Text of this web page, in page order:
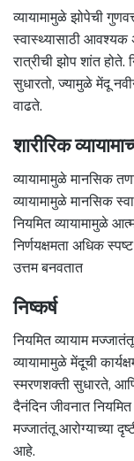
व्यायामामुळे झोपेची
स्वास्थ्यासाठी आवश्यक
रात्रीची झोप शांत होते.
सुधारतो, ज्यामुळे मेंदू
वाढते.
शारीरिक
व्यायामामुळे मानसिक
व्यायामामुळे मानसिक
नियमित व्यायामामुळे
निर्णयक्षमता अधिक
उत्तम बनवतात
निष्कर्ष
नियमित व्यायाम
व्यायामामुळे मेंदूची
स्मरणशक्ती सुधारते,
दैनंदिन जीवनात
मज्जातंतू आरोग्याच्या
आहे.